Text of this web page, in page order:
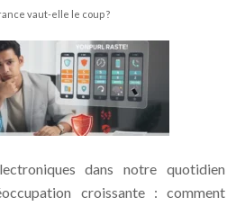
vaut-elle le coup ?
dans notre quotidien
croissante : comment